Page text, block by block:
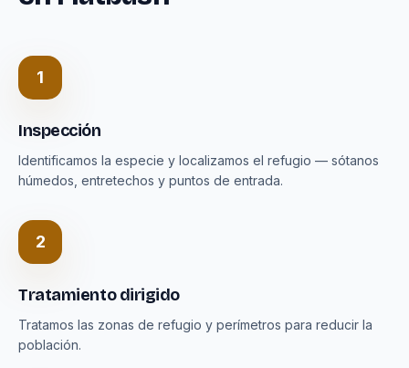
1
Inspección
Identificamos la especie y localizamos el refugio — sótanos
húmedos, entretechos y puntos de entrada.
2
Tratamiento dirigido
Tratamos las zonas de refugio y perímetros para reducir la
población.